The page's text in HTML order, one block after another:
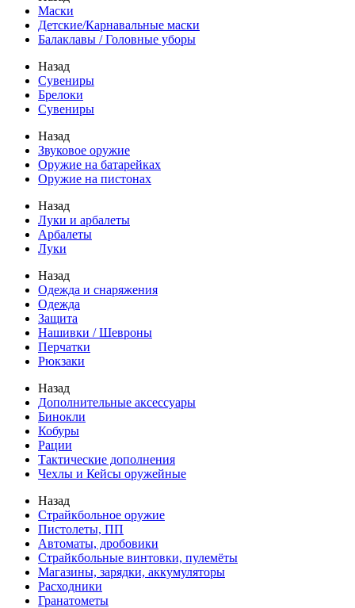
Маски
Детские/Карнавальные маски
Балаклавы / Головные уборы
Назад
Сувениры
Брелоки
Сувениры
Назад
Звуковое оружие
Оружие на батарейках
Оружие на пистонах
Назад
Луки и арбалеты
Арбалеты
Луки
Назад
Одежда и снаряжения
Одежда
Защита
Нашивки / Шевроны
Перчатки
Рюкзаки
Назад
Дополнительные аксессуары
Бинокли
Кобуры
Рации
Тактические дополнения
Чехлы и Кейсы оружейные
Назад
Страйкбольное оружие
Пистолеты, ПП
Автоматы, дробовики
Страйкбольные винтовки, пулемёты
Магазины, зарядки, аккумуляторы
Расходники
Гранатометы